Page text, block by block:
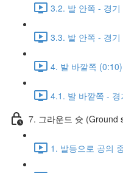
3.2. 발 안쪽 - 경
3.3. 발 안쪽 - 경
4. 발 바깥쪽 (0:10)
4.1. 발 바깥쪽 -
7. 그라운드 슛 (Ground
1. 발등으로 공의